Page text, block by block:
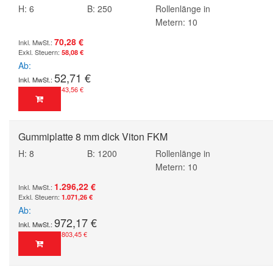
H: 6 B: 250
Rollenlänge in
Metern: 10
70,28 €
58,08 €
Ab
52,71 €
43,56 €
Gummiplatte 8 mm dick Viton FKM
H: 8 B: 1200
Rollenlänge in
Metern: 10
1.296,22 €
1.071,26 €
Ab
972,17 €
803,45 €